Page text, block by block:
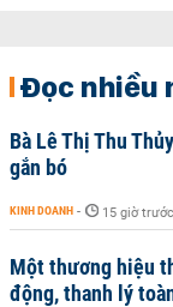
Đọc nhiều
Bà Lê Thị Thu
gắn bó
KINH DOANH - 15 giờ trước
Một thương hiệu
động, thanh lý